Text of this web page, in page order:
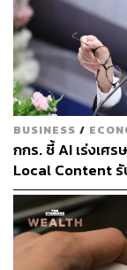
BUSINESS /
กกร. ชี้ AI เร่งเศ
Local Content